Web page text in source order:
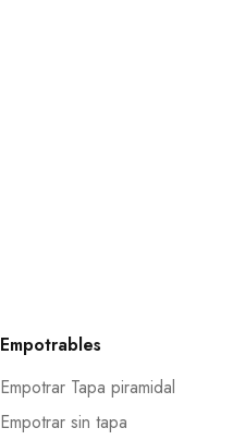
Empotrables
Empotrar Tapa piramidal
Empotrar sin tapa